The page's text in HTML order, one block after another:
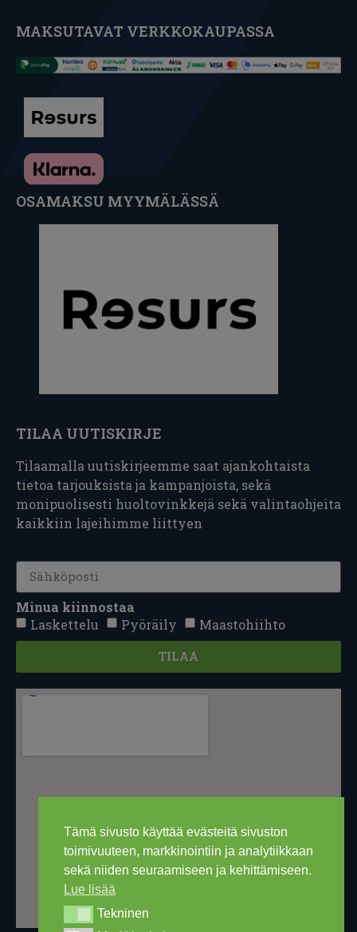
Tämä sivusto käyttää evästeitä sivuston
toimivuuteen, markkinointiin ja analytiikkaan
sekä niiden seuraamiseen ja kehittämiseen.
Lue lisää
TekninenTekninen
MAKSUTAVAT VERKKOKAUPASSA
OSAMAKSU MYYMÄLÄSSÄ
TILAA UUTISKIRJE
Tilaamalla uutiskirjeemme saat ajankohtaista
tietoa tarjouksista ja kampanjoista, sekä
monipuolisesti huoltovinkkejä sekä valintaohjeita
kaikkiin lajeihimme liittyen
Minua kiinnostaa
Laskettelu
Pyöräily Maastohiihto
TILAA